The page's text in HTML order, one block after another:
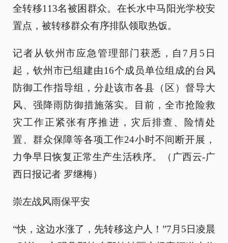
全转移113名被困群众。在长水中马阳光学校安
置点，被转移群众有序排队领取热饭。
记者从钦州市应急管理部门获悉，自7月5日
起，钦州市已组建由16个成员单位组成的台风
防御工作指导组，分赴该市各县（区）督导大
风、强降雨防御措施落实。目前，全市抢险救
灾工作正紧张有序推进，灾后排查、险情处
置、群众保障等各项工作24小时不间断开展，
力争早日恢复正常生产生活秩序。（广西云-广
西日报记者 罗继梅）
崇左战风雨保平安
“快，这边水涨了，先转移这户人！”7月5日凌晨